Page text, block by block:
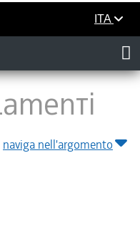
ITA
naviga nell'argomento